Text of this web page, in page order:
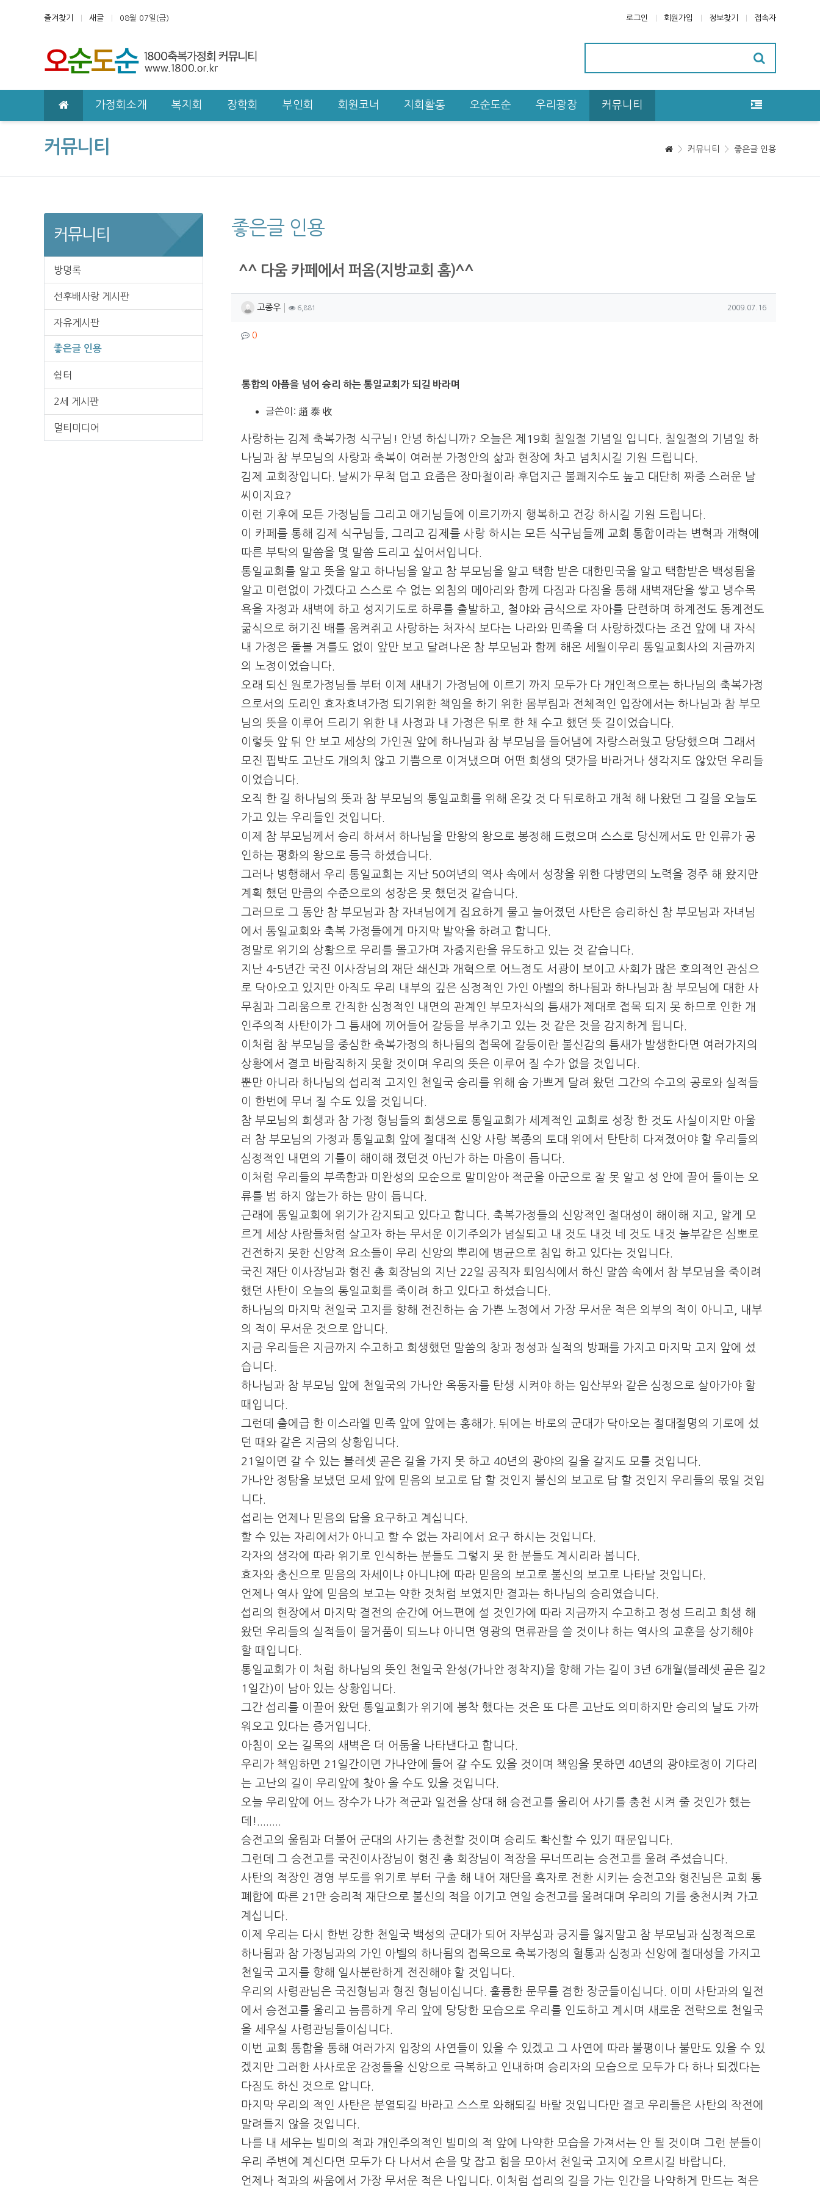
즐겨찾기 새글 08월 07일(금) 로그인 회원가입 정보찾기 접속자
메인 메뉴 가정회소개 복지회 장학회 부인회 회원코너 지회활동 오순도순 우리광장 커뮤니티
커뮤니티 커뮤니티 좋은글 인용
좋은글 인용
^^ 다움 카페에서 퍼옴(지방교회 홈)^^
작성자 정보
고종우작성6,881 작성일
2009.07.16
컨텐츠 정보
0댓글
본문
통합의 아픔을 넘어 승리 하는 통일교회가 되길 바라며
글쓴이: 趙 泰 收
사랑하는 김제 축복가정 식구님! 안녕 하십니까? 오늘은 제19회 칠일절 기념일 입니다. 칠일절의 기념일 하
나님과 참 부모님의 사랑과 축복이 여러분 가정안의 삶과 현장에 차고 넘치시길 기원 드립니다.
김제 교회장입니다. 날씨가 무척 덥고 요즘은 장마철이라 후덥지근 불쾌지수도 높고 대단히 짜증 스러운 날
씨이지요?
이런 기후에 모든 가정님들 그리고 애기님들에 이르기까지 행복하고 건강 하시길 기원 드립니다.
이 카페를 통해 김제 식구님들, 그리고 김제를 사랑 하시는 모든 식구님들께 교회 통합이라는 변혁과 개혁에
따른 부탁의 말씀을 몇 말씀 드리고 싶어서입니다.
통일교회를 알고 뜻을 알고 하나님을 알고 참 부모님을 알고 택함 받은 대한민국을 알고 택함받은 백성됨을
알고 미련없이 가겠다고 스스로 수 없는 외침의 메아리와 함께 다짐과 다짐을 통해 새벽재단을 쌓고 냉수목
욕을 자정과 새벽에 하고 성지기도로 하루를 출발하고, 철야와 금식으로 자아를 단련하며 하계전도 동계전도
굶식으로 허기진 배를 움켜쥐고 사랑하는 처자식 보다는 나라와 민족을 더 사랑하겠다는 조건 앞에 내 자식
내 가정은 돌볼 겨를도 없이 앞만 보고 달려나온 참 부모님과 함께 해온 세월이우리 통일교회사의 지금까지
의 노정이었습니다.
오래 되신 원로가정님들 부터 이제 새내기 가정님에 이르기 까지 모두가 다 개인적으로는 하나님의 축복가정
으로서의 도리인 효자효녀가정 되기위한 책임을 하기 위한 몸부림과 전체적인 입장에서는 하나님과 참 부모
님의 뜻을 이루어 드리기 위한 내 사정과 내 가정은 뒤로 한 채 수고 했던 뜻 길이었습니다.
이렇듯 앞 뒤 안 보고 세상의 가인권 앞에 하나님과 참 부모님을 들어냄에 자랑스러웠고 당당했으며 그래서
모진 핍박도 고난도 개의치 않고 기쁨으로 이겨냈으며 어떤 희생의 댓가을 바라거나 생각지도 않았던 우리들
이었습니다.
오직 한 길 하나님의 뜻과 참 부모님의 통일교회를 위해 온갖 것 다 뒤로하고 개척 해 나왔던 그 길을 오늘도
가고 있는 우리들인 것입니다.
이제 참 부모님께서 승리 하셔서 하나님을 만왕의 왕으로 봉정해 드렸으며 스스로 당신께서도 만 인류가 공
인하는 평화의 왕으로 등극 하셨습니다.
그러나 병행해서 우리 통일교회는 지난 50여년의 역사 속에서 성장을 위한 다방면의 노력을 경주 해 왔지만
계획 했던 만큼의 수준으로의 성장은 못 했던것 같습니다.
그러므로 그 동안 참 부모님과 참 자녀님에게 집요하게 물고 늘어졌던 사탄은 승리하신 참 부모님과 자녀님
에서 통일교회와 축복 가정들에게 마지막 발악을 하려고 합니다.
정말로 위기의 상황으로 우리를 몰고가며 자중지란을 유도하고 있는 것 같습니다.
지난 4-5년간 국진 이사장님의 재단 쇄신과 개혁으로 어느정도 서광이 보이고 사회가 많은 호의적인 관심으
로 닥아오고 있지만 아직도 우리 내부의 깊은 심정적인 가인 아벨의 하나됨과 하나님과 참 부모님에 대한 사
무침과 그리움으로 간직한 심정적인 내면의 관계인 부모자식의 틈새가 제대로 접목 되지 못 하므로 인한 개
인주의적 사탄이가 그 틈새에 끼어들어 갈등을 부추기고 있는 것 같은 것을 감지하게 됩니다.
이처럼 참 부모님을 중심한 축복가정의 하나됨의 접목에 갈등이란 불신감의 틈새가 발생한다면 여러가지의
상황에서 결코 바람직하지 못할 것이며 우리의 뜻은 이루어 질 수가 없을 것입니다.
뿐만 아니라 하나님의 섭리적 고지인 천일국 승리를 위해 숨 가쁘게 달려 왔던 그간의 수고의 공로와 실적들
이 한번에 무너 질 수도 있을 것입니다.
참 부모님의 희생과 참 가정 형님들의 희생으로 통일교회가 세계적인 교회로 성장 한 것도 사실이지만 아울
러 참 부모님의 가정과 통일교회 앞에 절대적 신앙 사랑 복종의 토대 위에서 탄탄히 다져졌어야 할 우리들의
심정적인 내면의 기틀이 해이해 졌던것 아닌가 하는 마음이 듭니다.
이처럼 우리들의 부족함과 미완성의 모순으로 말미암아 적군을 아군으로 잘 못 알고 성 안에 끌어 들이는 오
류를 범 하지 않는가 하는 맘이 듭니다.
근래에 통일교회에 위기가 감지되고 있다고 합니다. 축복가정들의 신앙적인 절대성이 해이해 지고, 알게 모
르게 세상 사람들처럼 살고자 하는 무서운 이기주의가 넘실되고 내 것도 내것 네 것도 내것 놀부같은 심뽀로
건전하지 못한 신앙적 요소들이 우리 신앙의 뿌리에 병균으로 침입 하고 있다는 것입니다.
국진 재단 이사장님과 형진 총 회장님의 지난 22일 공직자 퇴임식에서 하신 말씀 속에서 참 부모님을 죽이려
했던 사탄이 오늘의 통일교회를 죽이려 하고 있다고 하셨습니다.
하나님의 마지막 천일국 고지를 향해 전진하는 숨 가쁜 노정에서 가장 무서운 적은 외부의 적이 아니고, 내부
의 적이 무서운 것으로 압니다.
지금 우리들은 지금까지 수고하고 희생했던 말씀의 창과 정성과 실적의 방패를 가지고 마지막 고지 앞에 섰
습니다.
하나님과 참 부모님 앞에 천일국의 가나안 옥동자를 탄생 시켜야 하는 임산부와 같은 심정으로 살아가야 할
때입니다.
그런데 출에급 한 이스라엘 민족 앞에 앞에는 홍해가. 뒤에는 바로의 군대가 닥아오는 절대절명의 기로에 섰
던 때와 같은 지금의 상황입니다.
21일이면 갈 수 있는 블레셋 곧은 길을 가지 못 하고 40년의 광야의 길을 갈지도 모를 것입니다.
가나안 정탐을 보냈던 모세 앞에 믿음의 보고로 답 할 것인지 불신의 보고로 답 할 것인지 우리들의 몫일 것입
니다.
섭리는 언제나 믿음의 답을 요구하고 계십니다.
할 수 있는 자리에서가 아니고 할 수 없는 자리에서 요구 하시는 것입니다.
각자의 생각에 따라 위기로 인식하는 분들도 그렇지 못 한 분들도 계시리라 봅니다.
효자와 충신으로 믿음의 자세이냐 아니냐에 따라 믿음의 보고로 불신의 보고로 나타날 것입니다.
언제나 역사 앞에 믿음의 보고는 약한 것처럼 보였지만 결과는 하나님의 승리였습니다.
섭리의 현장에서 마지막 결전의 순간에 어느편에 설 것인가에 따라 지금까지 수고하고 정성 드리고 희생 해
왔던 우리들의 실적들이 물거품이 되느냐 아니면 영광의 면류관을 쓸 것이냐 하는 역사의 교훈을 상기해야
할 때입니다.
통일교회가 이 처럼 하나님의 뜻인 천일국 완성(가나안 정착지)을 향해 가는 길이 3년 6개월(블레셋 곧은 길2
1일간)이 남아 있는 상황입니다.
그간 섭리를 이끌어 왔던 통일교회가 위기에 봉착 했다는 것은 또 다른 고난도 의미하지만 승리의 날도 가까
워오고 있다는 증거입니다.
아침이 오는 길목의 새벽은 더 어둠을 나타낸다고 합니다.
우리가 책임하면 21일간이면 가나안에 들어 갈 수도 있을 것이며 책임을 못하면 40년의 광야로정이 기다리
는 고난의 길이 우리앞에 찾아 올 수도 있을 것입니다.
오늘 우리앞에 어느 장수가 나가 적군과 일전을 상대 해 승전고를 울리어 사기를 충천 시켜 줄 것인가 했는
데!........
승전고의 울림과 더불어 군대의 사기는 충천할 것이며 승리도 확신할 수 있기 때문입니다.
그런데 그 승전고를 국진이사장님이 형진 총 회장님이 적장을 무너뜨리는 승전고를 울려 주셨습니다.
사탄의 적장인 경영 부도를 위기로 부터 구출 해 내어 재단을 흑자로 전환 시키는 승전고와 형진님은 교회 통
폐합에 따른 21만 승리적 재단으로 불신의 적을 이기고 연일 승전고를 울려대며 우리의 기를 충천시켜 가고
계십니다.
이제 우리는 다시 한번 강한 천일국 백성의 군대가 되어 자부심과 긍지를 잃지말고 참 부모님과 심정적으로
하나됨과 참 가정님과의 가인 아벨의 하나됨의 접목으로 축복가정의 혈통과 심정과 신앙에 절대성을 가지고
천일국 고지를 향해 일사분란하게 전진해야 할 것입니다.
우리의 사령관님은 국진형님과 형진 형님이십니다. 훌륭한 문무를 겸한 장군들이십니다. 이미 사탄과의 일전
에서 승전고를 울리고 늠름하게 우리 앞에 당당한 모습으로 우리를 인도하고 계시며 새로운 전략으로 천일국
을 세우실 사령관님들이십니다.
이번 교회 통합을 통해 여러가지 입장의 사연들이 있을 수 있겠고 그 사연에 따라 불평이나 불만도 있을 수 있
겠지만 그러한 사사로운 감정들을 신앙으로 극복하고 인내하며 승리자의 모습으로 모두가 다 하나 되겠다는
다짐도 하신 것으로 압니다.
마지막 우리의 적인 사탄은 분열되길 바라고 스스로 와해되길 바랄 것입니다만 결코 우리들은 사탄의 작전에
말려들지 않을 것입니다.
나를 내 세우는 빌미의 적과 개인주의적인 빌미의 적 앞에 나약한 모습을 가져서는 안 될 것이며 그런 분들이
우리 주변에 계신다면 모두가 다 나서서 손을 맞 잡고 힘을 모아서 천일국 고지에 오르시길 바랍니다.
언제나 적과의 싸움에서 가장 무서운 적은 나입니다. 이처럼 섭리의 길을 가는 인간을 나약하게 만드는 적은
커뮤니티
방명록
선후배사랑 게시판
자유게시판
좋은글 인용
쉼터
2세 게시판
멀티미디어